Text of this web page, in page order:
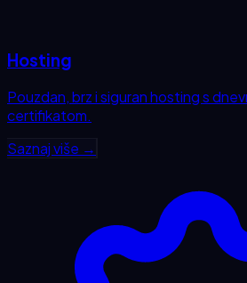
Hosting
Pouzdan, brz i siguran hosting s
certifikatom.
Saznaj više →